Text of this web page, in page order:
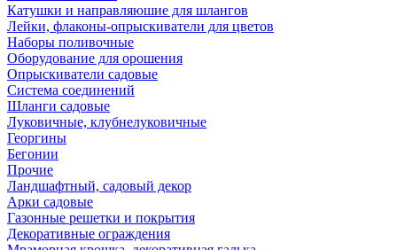
Катушки и направляюшие для шлангов
Лейки, флаконы-опрыскиватели для цветов
Наборы поливочные
Оборудование для орошения
Опрыскиватели садовые
Система соединений
Шланги садовые
Луковичные, клубнелуковичные
Георгины
Бегонии
Прочие
Ландшафтный, садовый декор
Арки садовые
Газонные решетки и покрытия
Декоративные ограждения